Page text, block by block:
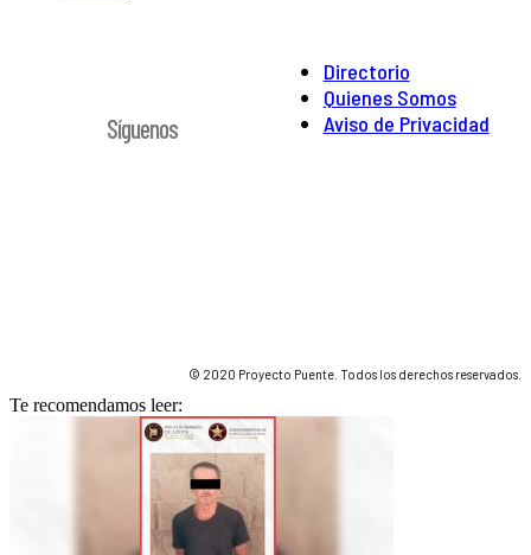
Directorio
Quienes Somos
Aviso de Privacidad
Síguenos
© 2020 Proyecto Puente. Todos los derechos reservados.
Te recomendamos leer: